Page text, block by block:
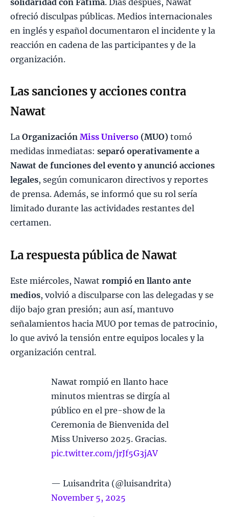
ofreció disculpas públicas. Medios internacionales
en inglés y español documentaron el incidente y la
reacción en cadena de las participantes y de la
organización.
Las sanciones y acciones contra
Nawat
La Organización Miss Universo (MUO) tomó
medidas inmediatas: separó operativamente a
Nawat de funciones del evento y anunció acciones
legales, según comunicaron directivos y reportes
de prensa. Además, se informó que su rol sería
limitado durante las actividades restantes del
certamen.
La respuesta pública de Nawat
Este miércoles, Nawat rompió en llanto ante
medios, volvió a disculparse con las delegadas y se
dijo bajo gran presión; aun así, mantuvo
señalamientos hacia MUO por temas de patrocinio,
lo que avivó la tensión entre equipos locales y la
organización central.
Nawat rompió en llanto hace
minutos mientras se dirgía al
público en el pre-show de la
Ceremonia de Bienvenida del
Miss Universo 2025. Gracias.
pic.twitter.com/jrJf5G3jAV
— Luisandrita (@luisandrita)
November 5, 2025